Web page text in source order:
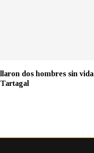
dos hombres sin vida